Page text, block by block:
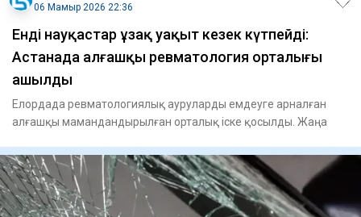
06 Мамыр 2026 22:36
Енді науқастар ұзақ уақыт кезек күтпейді:
Астанада алғашқы ревматология орталығы
ашылды
Елордада ревматологиялық ауруларды емдеуге арналған
алғашқы мамандандырылған орталық іске қосылды. Жаңа